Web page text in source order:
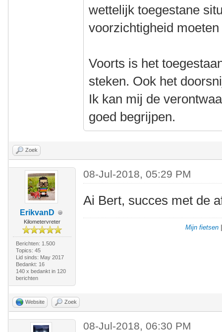
wettelijk toegestane
voorzichtigheid
Voorts is het
steken. Ook het
Ik kan mij de
goed begrijpen.
Zoek
ErikvanD
Kilometervreter
Berichten: 1.500
Topics: 45
Lid sinds: May 2017
Bedankt: 16
140 x bedankt in 120
berichten
08-Jul-2018, 05:29 PM
Ai Bert, succes met de
Mijn fietsen
Website Zoek
08-Jul-2018, 06:30 PM